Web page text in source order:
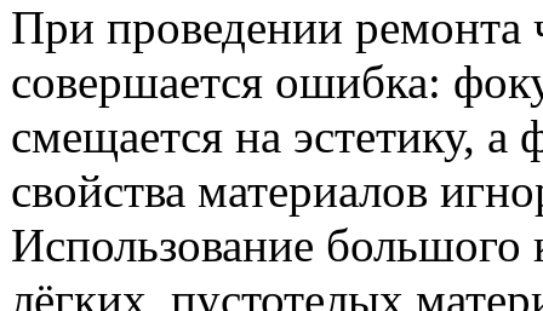
При проведении ремонта
совершается ошибка:
смещается на эстетику, а
свойства материалов
Использование большого
лёгких, пустотелых